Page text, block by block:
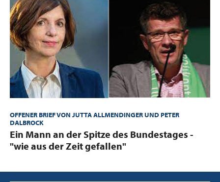
OFFENER BRIEF VON JUTTA ALLMENDINGER UND PETER
DALBROCK
:Ein Mann an der Spitze des Bundestages -
"wie aus der Zeit gefallen"